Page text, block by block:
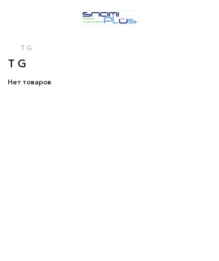
T G
T G
Нет товаров